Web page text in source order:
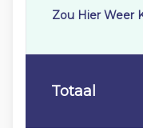
Zou Hier Weer
Totaal